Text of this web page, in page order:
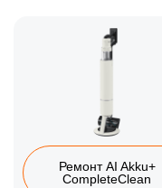
Ремонт AI Akku+
CompleteClean